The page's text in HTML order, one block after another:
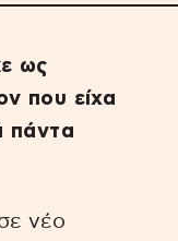
ως
που είχα
πάντα
νέο